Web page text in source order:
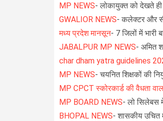
MP NEWS- लोकायुक्त को देखते ही
GWALIOR NEWS- कलेक्टर और
मध्य प्रदेश मानसून- 7 जिलों में भारी
JABALPUR MP NEWS- अमित
char dham yatra guidelines
MP NEWS- चयनित शिक्षकों की
MP CPCT स्कोरकार्ड की वैधता
MP BOARD NEWS- लो सिलेबस
BHOPAL NEWS- शासकीय